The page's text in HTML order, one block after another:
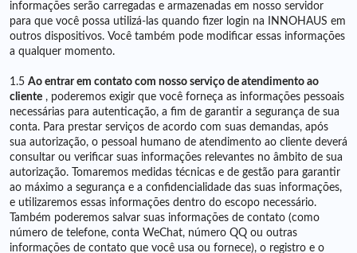
informações serão carregadas e armazenadas em nosso servidor
para que você possa utilizá-las quando fizer login na INNOHAUS em
outros dispositivos. Você também pode modificar essas informações
a qualquer momento.
1.5 Ao entrar em contato com nosso serviço de atendimento ao
cliente , poderemos exigir que você forneça as informações pessoais
necessárias para autenticação, a fim de garantir a segurança de sua
conta. Para prestar serviços de acordo com suas demandas, após
sua autorização, o pessoal humano de atendimento ao cliente deverá
consultar ou verificar suas informações relevantes no âmbito de sua
autorização. Tomaremos medidas técnicas e de gestão para garantir
ao máximo a segurança e a confidencialidade das suas informações,
e utilizaremos essas informações dentro do escopo necessário.
Também poderemos salvar suas informações de contato (como
número de telefone, conta WeChat, número QQ ou outras
informações de contato que você usa ou fornece), o registro e o